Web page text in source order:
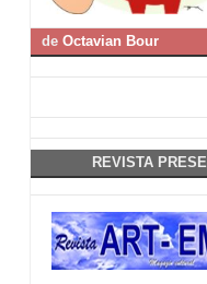
de Octavian Bour
REVISTA PRESEI